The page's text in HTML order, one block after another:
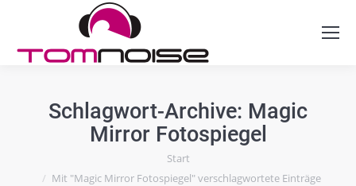
Schlagwort-Archive: Magic
Mirror Fotospiegel
Start
Mit "Magic Mirror Fotospiegel" verschlagwortete Einträge